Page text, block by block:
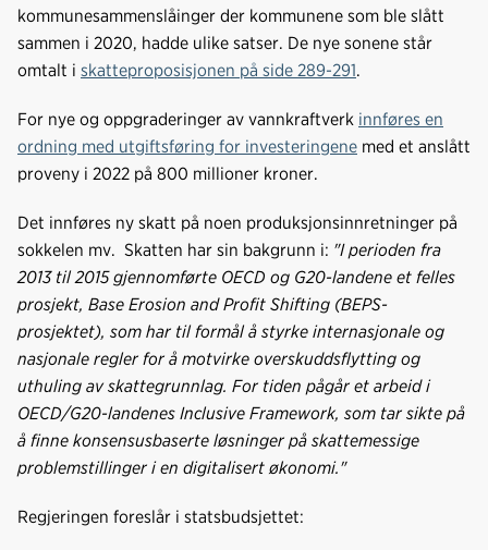
kommunesammenslåinger der kommunene som ble slått
sammen i 2020, hadde ulike satser. De nye sonene står
omtalt i skatteproposisjonen på side 289-291.
For nye og oppgraderinger av vannkraftverk innføres en
ordning med utgiftsføring for investeringene med et anslått
proveny i 2022 på 800 millioner kroner.
Det innføres ny skatt på noen produksjonsinnretninger på
sokkelen mv. Skatten har sin bakgrunn i: "I perioden fra
2013 til 2015 gjennomførte OECD og G20-landene et felles
prosjekt, Base Erosion and Profit Shifting (BEPS-
prosjektet), som har til formål å styrke internasjonale og
nasjonale regler for å motvirke overskuddsflytting og
uthuling av skattegrunnlag. For tiden pågår et arbeid i
OECD/G20-landenes Inclusive Framework, som tar sikte på
å finne konsensusbaserte løsninger på skattemessige
problemstillinger i en digitalisert økonomi."
Regjeringen foreslår i statsbudsjettet: